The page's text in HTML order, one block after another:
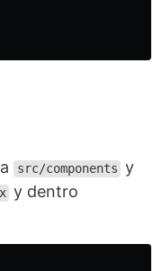
src/components y
y dentro